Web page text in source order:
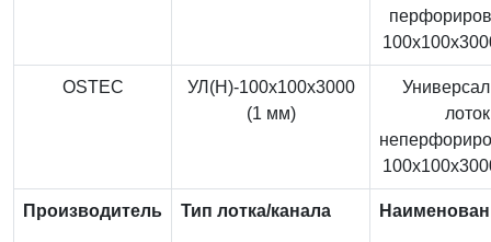
OSTEC
УЛ(Н)-100x100x3000
(1 мм)
лоток
Производитель Тип лотка/канала